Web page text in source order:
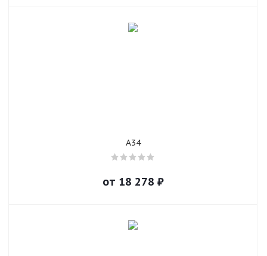
A34
от 18 278 ₽